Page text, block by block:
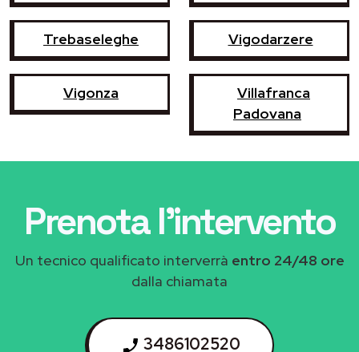
Trebaseleghe Vigodarzere
Vigonza
Villafranca
Padovana
Prenota l'intervento
Un tecnico qualificato interverrà entro 24/48 ore
dalla chiamata
3486102520